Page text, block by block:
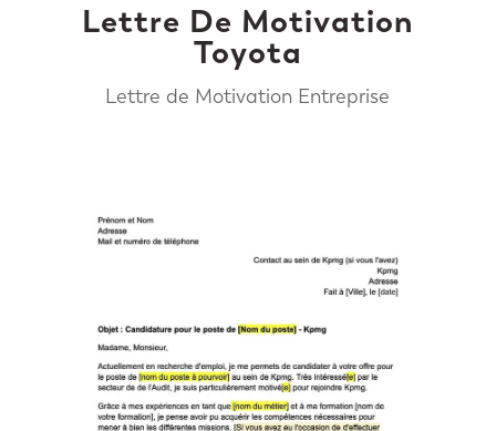
Lettre De Motivation
Toyota
Lettre de Motivation Entreprise